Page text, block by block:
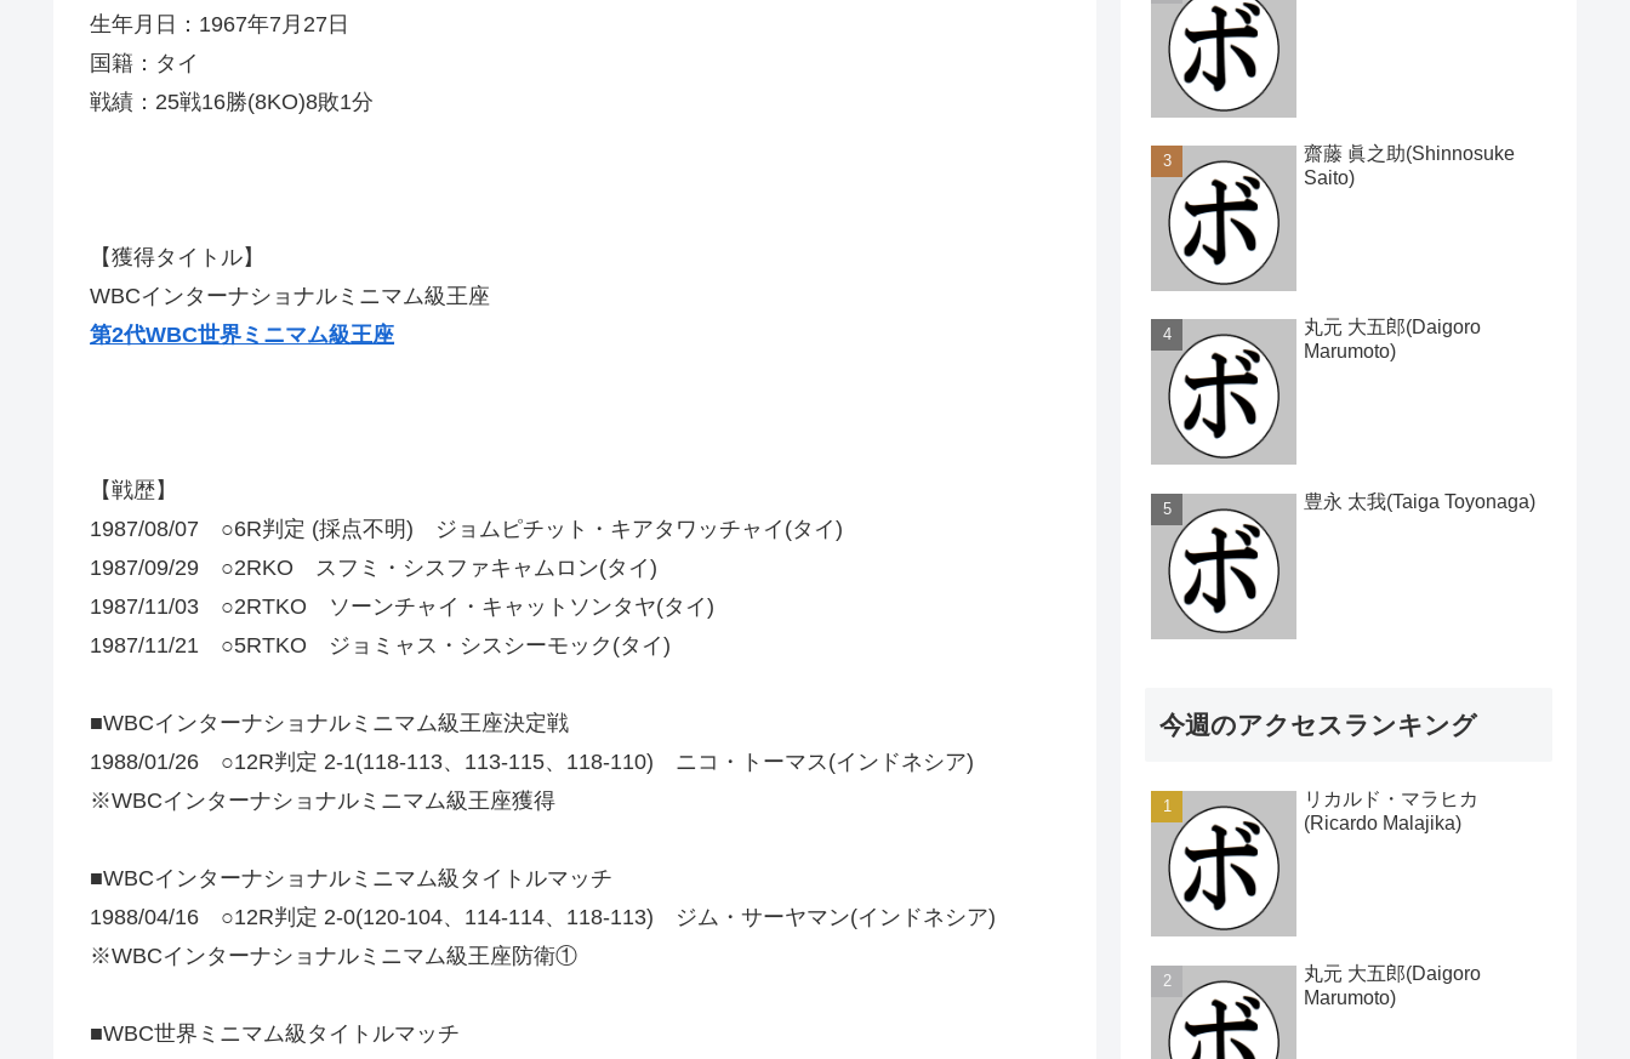
生年月日：1967年7月27日
国籍：タイ
戦績：25戦16勝(8KO)8敗1分
【獲得タイトル】
WBCインターナショナルミニマム級王座
第2代WBC世界ミニマム級王座
【戦歴】
1987/08/07 ○6R判定 (採点不明) ジョムピチット・キアタワッチャイ(タイ)
1987/09/29 ○2RKO スフミ・シスファキャムロン(タイ)
1987/11/03 ○2RTKO ソーンチャイ・キャットソンタヤ(タイ)
1987/11/21 ○5RTKO ジョミャス・シスシーモック(タイ)
■WBCインターナショナルミニマム級王座決定戦
1988/01/26 ○12R判定 2-1(118-113、113-115、118-110) ニコ・トーマス(インドネシア)
※WBCインターナショナルミニマム級王座獲得
■WBCインターナショナルミニマム級タイトルマッチ
1988/04/16 ○12R判定 2-0(120-104、114-114、118-113) ジム・サーヤマン(インドネシア)
※WBCインターナショナルミニマム級王座防衛①
■WBC世界ミニマム級タイトルマッチ
齋藤 眞之助(Shinnosuke
Saito)
丸元 大五郎(Daigoro
Marumoto)
豊永 太我(Taiga Toyonaga)
今週のアクセスランキング
リカルド・マラヒカ
(Ricardo Malajika)
丸元 大五郎(Daigoro
Marumoto)